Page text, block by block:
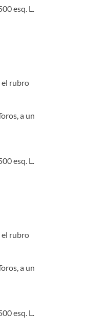
esq. L.
el rubro
a un
esq. L.
el rubro
a un
esq. L.